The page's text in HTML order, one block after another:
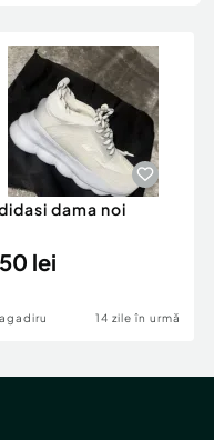
dama noi
lei
14 zile în urmă